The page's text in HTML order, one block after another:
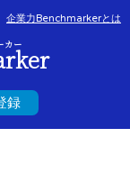
企業力Benchmarkerとは
カー
録